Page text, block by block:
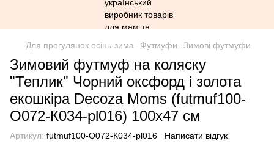
Для прогулянок осінь-зима Футмуфи Зимові футмуфи
Зимовий футмуф на коляску
"Теплик" Чорний оксфорд і золота
екошкіра Decoza Moms (futmuf100-
O072-К034-pl016) 100х47 см
Артикул: futmuf100-O072-К034-pl016 Написати відгук